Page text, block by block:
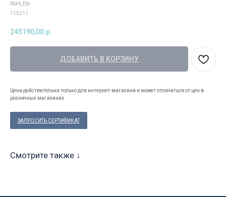
PAHLEN
115211
245190,00 р.
ДОБАВИТЬ В КОРЗИНУ
Цена действительна только для интернет-магазина и может отличаться от цен в
розничных магазинах
ЗАПРОСИТЬ СЕРТИФИКАТ
Смотрите также ↓